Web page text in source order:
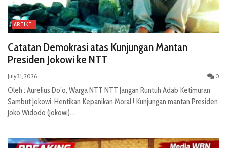
ARTIKEL
Catatan Demokrasi atas Kunjungan Mantan
Presiden Jokowi ke NTT
July 31, 2026 0
Oleh : Aurelius Do’o, Warga NTT NTT Jangan Runtuh Adab Ketimuran
Sambut Jokowi, Hentikan Kepanikan Moral ! Kunjungan mantan Presiden
Joko Widodo (Jokowi)...